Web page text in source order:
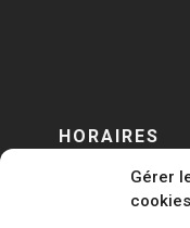
Gérer
cookies
HORAIRES
DU LUNDI AU